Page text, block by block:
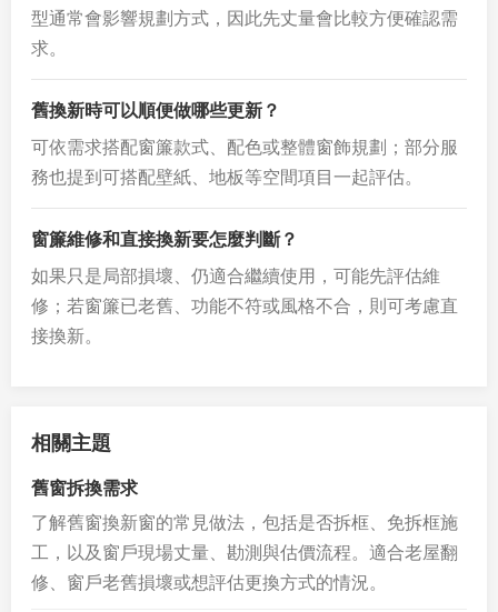
型通常會影響規劃方式，因此先丈量會比較方便確認需
求。
舊換新時可以順便做哪些更新？
可依需求搭配窗簾款式、配色或整體窗飾規劃；部分服
務也提到可搭配壁紙、地板等空間項目一起評估。
窗簾維修和直接換新要怎麼判斷？
如果只是局部損壞、仍適合繼續使用，可能先評估維
修；若窗簾已老舊、功能不符或風格不合，則可考慮直
接換新。
相關主題
舊窗拆換需求
了解舊窗換新窗的常見做法，包括是否拆框、免拆框施
工，以及窗戶現場丈量、勘測與估價流程。適合老屋翻
修、窗戶老舊損壞或想評估更換方式的情況。